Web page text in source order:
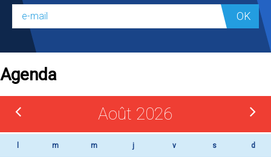
OK
Agenda
Août 2026
m m j v s d